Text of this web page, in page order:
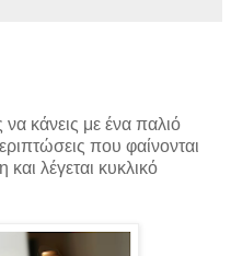
κάνεις με ένα παλιό
που φαίνονται
λέγεται κυκλικό